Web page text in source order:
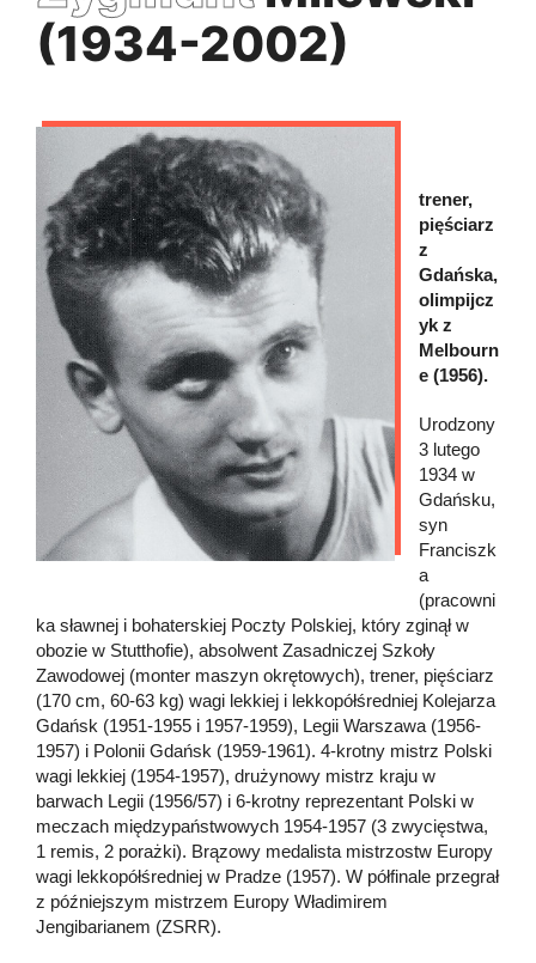
(1934-2002)
trener,
pięściarz
z
Gdańska,
olimpijcz
yk z
Melbourn
e (1956).
Urodzony
3 lutego
1934 w
Gdańsku,
syn
Franciszk
a
(pracowni
ka sławnej i bohaterskiej Poczty Polskiej, który zginął w
obozie w Stutthofie), absolwent Zasadniczej Szkoły
Zawodowej (monter maszyn okrętowych), trener, pięściarz
(170 cm, 60-63 kg) wagi lekkiej i lekkopółśredniej Kolejarza
Gdańsk (1951-1955 i 1957-1959), Legii Warszawa (1956-
1957) i Polonii Gdańsk (1959-1961). 4-krotny mistrz Polski
wagi lekkiej (1954-1957), drużynowy mistrz kraju w
barwach Legii (1956/57) i 6-krotny reprezentant Polski w
meczach międzypaństwowych 1954-1957 (3 zwycięstwa,
1 remis, 2 porażki). Brązowy medalista mistrzostw Europy
wagi lekkopółśredniej w Pradze (1957). W półfinale przegrał
z późniejszym mistrzem Europy Władimirem
Jengibarianem (ZSRR).